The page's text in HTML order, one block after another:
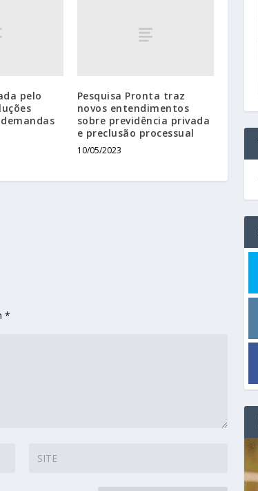
pelo
Pesquisa Pronta traz
novos entendimentos
sobre previdência privada
e preclusão processual
10/05/2023
*